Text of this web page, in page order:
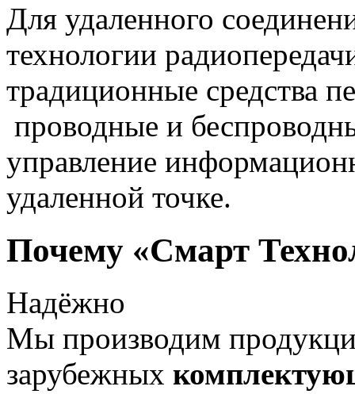
Для удаленного
технологии
традиционные средства
проводные и
управление
удаленной точке.
Почему «Смарт
Надёжно
Мы производим
зарубежных